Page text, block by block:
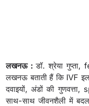
लखनऊ : डॉ. श्रेया
लखनऊ बताती हैं कि IVF
दवाइयों, अंडों की
साथ-साथ जीवनशैली में